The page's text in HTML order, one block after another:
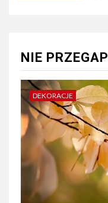
NIE PRZEGAP
DEKORACJE